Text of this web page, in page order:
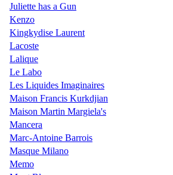
Juliette has a Gun
Kenzo
Kingkydise Laurent
Lacoste
Lalique
Le Labo
Les Liquides Imaginaires
Maison Francis Kurkdjian
Maison Martin Margiela's
Mancera
Marc-Antoine Barrois
Masque Milano
Memo